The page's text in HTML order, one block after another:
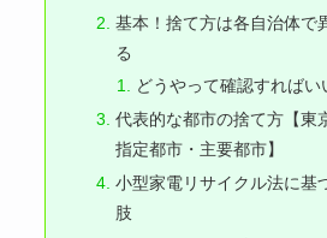
基本！捨て方は各自治体で
る
どうやって確認すればい
代表的な都市の捨て方【東
指定都市・主要都市】
小型家電リサイクル法に基
肢